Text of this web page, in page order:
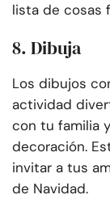
lista de cosas
8. Dibuja
Los dibujos
actividad
con tu familia
decoración.
invitar a tus
de Navidad.